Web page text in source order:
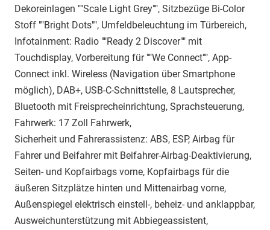
Dekoreinlagen ""Scale Light Grey"", Sitzbezüge Bi-Color
Stoff ""Bright Dots"", Umfeldbeleuchtung im Türbereich,
Infotainment: Radio ""Ready 2 Discover"" mit
Touchdisplay, Vorbereitung für ""We Connect"", App-
Connect inkl. Wireless (Navigation über Smartphone
möglich), DAB+, USB-C-Schnittstelle, 8 Lautsprecher,
Bluetooth mit Freisprecheinrichtung, Sprachsteuerung,
Fahrwerk: 17 Zoll Fahrwerk,
Sicherheit und Fahrerassistenz: ABS, ESP, Airbag für
Fahrer und Beifahrer mit Beifahrer-Airbag-Deaktivierung,
Seiten- und Kopfairbags vorne, Kopfairbags für die
äußeren Sitzplätze hinten und Mittenairbag vorne,
Außenspiegel elektrisch einstell-, beheiz- und anklappbar,
Ausweichunterstützung mit Abbiegeassistent,